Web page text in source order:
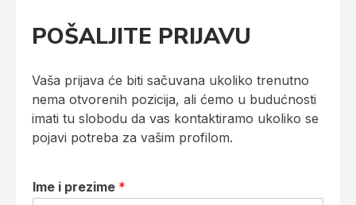
POŠALJITE PRIJAVU
Vaša prijava će biti sačuvana ukoliko trenutno
nema otvorenih pozicija, ali ćemo u budućnosti
imati tu slobodu da vas kontaktiramo ukoliko se
pojavi potreba za vašim profilom.
Ime i prezime *